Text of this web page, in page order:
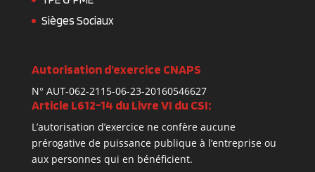
Sièges Sociaux
Autorisation d’exercice CNAPS
N° AUT-062-2115-06-23-20160546627
Article L612-14 du Livre VI du CSI:
L’autorisation d’exercice ne confère aucune
prérogative de puissance publique à l’entreprise ou
aux personnes qui en bénéficient.